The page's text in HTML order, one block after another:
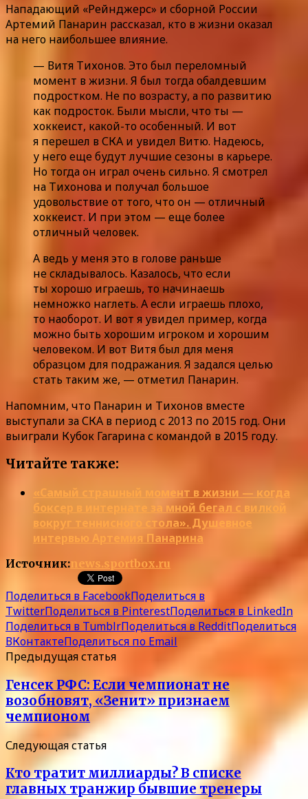
Нападающий «Рейнджерс» и сборной России
Артемий Панарин рассказал, кто в жизни оказал
на него наибольшее влияние.
— Витя Тихонов. Это был переломный
момент в жизни. Я был тогда обалдевшим
подростком. Не по возрасту, а по развитию
как подросток. Были мысли, что ты —
хоккеист, какой-то особенный. И вот
я перешел в СКА и увидел Витю. Надеюсь,
у него еще будут лучшие сезоны в карьере.
Но тогда он играл очень сильно. Я смотрел
на Тихонова и получал большое
удовольствие от того, что он — отличный
хоккеист. И при этом — еще более
отличный человек.
А ведь у меня это в голове раньше
не складывалось. Казалось, что если
ты хорошо играешь, то начинаешь
немножко наглеть. А если играешь плохо,
то наоборот. И вот я увидел пример, когда
можно быть хорошим игроком и хорошим
человеком. И вот Витя был для меня
образцом для подражания. Я задался целью
стать таким же, — отметил Панарин.
Напомним, что Панарин и Тихонов вместе
выступали за СКА в период с 2013 по 2015 год. Они
выиграли Кубок Гагарина с командой в 2015 году.
Читайте также:
«Самый страшный момент в жизни — когда
боксер в интернате за мной бегал с вилкой
вокруг теннисного стола». Душевное
интервью Артемия Панарина
Источник:news.sportbox.ru
Поделиться в FacebookПоделиться в
TwitterПоделиться в PinterestПоделиться в LinkedIn
Поделиться в TumblrПоделиться в RedditПоделиться
ВКонтактеПоделиться по Email
Предыдущая статья
Генсек РФС: Если чемпионат не
возобновят, «Зенит» признаем
чемпионом
Следующая статья
Кто тратит миллиарды? В списке
главных транжир бывшие тренеры